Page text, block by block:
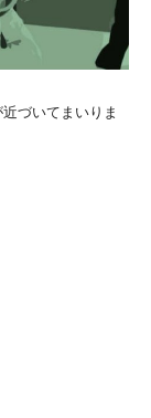
づいてまいりま